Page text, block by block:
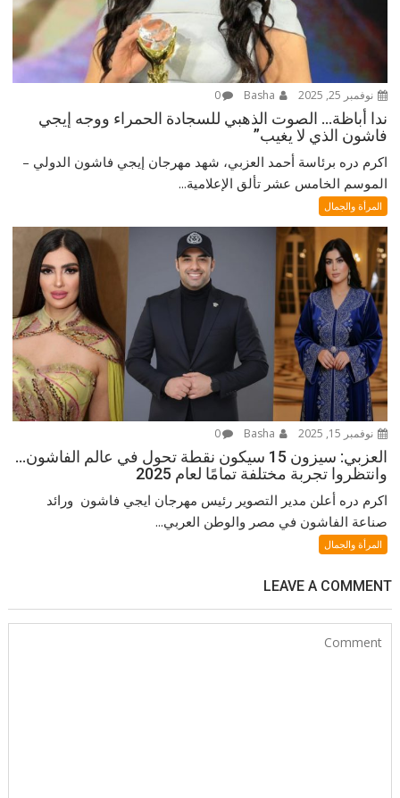
نوفمبر 25, 2025 0
ندا أباظة… الصوت الذهبي للسجادة الحمراء ووجه إيجي
فاشون الذي لا يغيب”
اكرم دره برئاسة أحمد العزبي، شهد مهرجان إيجي فاشون الدولي –
الموسم الخامس عشر تألق الإعلامية...
المرأة والجمال
نوفمبر 15, 2025 0
العزبي: سيزون 15 سيكون نقطة تحول في عالم الفاشون…
وانتظروا تجربة مختلفة تمامًا لعام 2025
اكرم دره أعلن مدير التصوير رئيس مهرجان ايجي فاشون ورائد
صناعة الفاشون في مصر والوطن العربي...
المرأة والجمال
LEAVE A COMMENT